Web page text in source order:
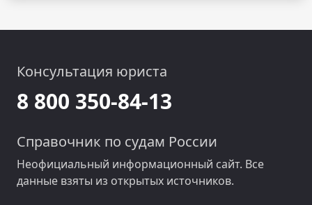
Консультация юриста
8 800 350-84-13
Справочник по судам России
Неофициальный информационный сайт. Все
данные взяты из открытых источников.